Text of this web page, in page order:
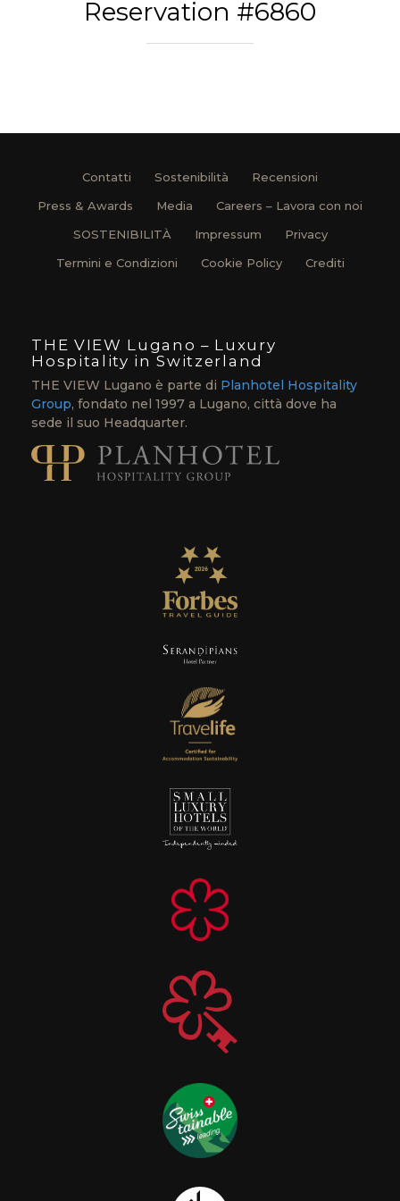
Reservation #6860
Contatti Sostenibilità
Recensioni
Press & Awards
Media
Careers – Lavora con noi
SOSTENIBILITÀ
Impressum
Privacy
Termini e Condizioni
Cookie Policy Crediti
THE VIEW Lugano – Luxury
Hospitality in Switzerland
THE VIEW Lugano è parte di Planhotel Hospitality
Group, fondato nel 1997 a Lugano, città dove ha
sede il suo Headquarter.